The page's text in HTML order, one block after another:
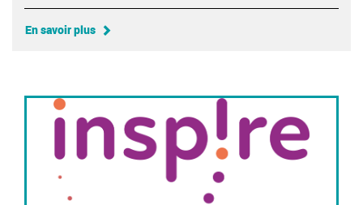
En savoir plus